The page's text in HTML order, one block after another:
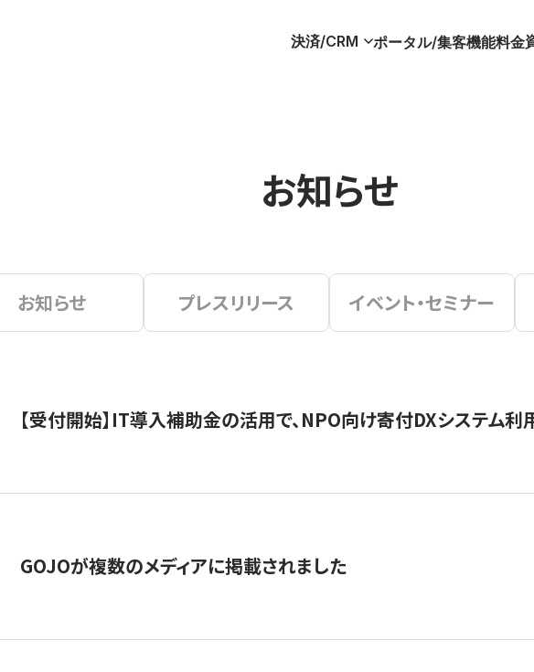
決済/CRM ポータル/集客機能料金
お知らせ
お知らせ プレスリリース イベント・セミナー
【受付開始】IT導入補助金の活用で、NPO向け寄付DXシステム
GOJOが複数のメディアに掲載されました